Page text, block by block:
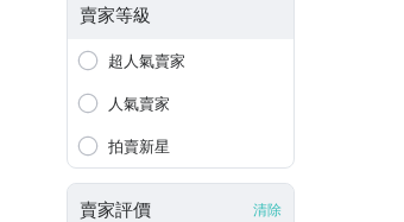
賣家等級
超人氣賣家
人氣賣家
拍賣新星
賣家評價 清除